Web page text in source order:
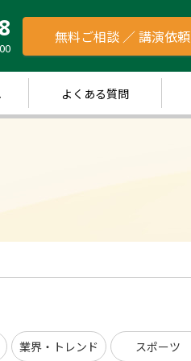
無料ご相談 ／ 講演依頼
よくある質問
業界・トレンド スポーツ